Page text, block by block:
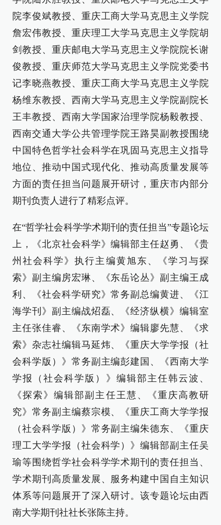
院李俊斌教授、重庆工商大学马克思主义学院
詹宏伟教授、重庆理工大学马克思主义学院胡
剑教授、重庆邮电大学马克思主义学院院长谢
俊教授、重庆师范大学马克思主义学院党委书
记李晓燕教授、重庆工商大学马克思主义学院
杨维东教授、西南大学马克思主义学院副院长
王丰教授、西南大学国家治理学院杨毅教授、
西南交通大学公共管理学院王路昊副教授围绕
中国特色哲学社会科学在巩固马克思主义指导
地位、推动中国式现代化、推动高质量发展等
方面的责任担当问题展开研讨，重庆市内部分
期刊负责人进行了精彩点评。
在“哲学社会科学学术期刊的责任担当”专题论坛
上，《北京社会科学》编辑部主任赵勇、《贵
州社会科学》执行主编黄旭东、《学习与探
索》副主编房宏琳、《东岳论丛》副主编王成
利、《社会科学研究》常务副总编黄进、《江
海学刊》副主编战炤磊、《经济纵横》编辑室
主任张佳睿、《东南学术》编辑廖先慧、《求
索》杂志社编辑马延炜、《重庆大学学报（社
会科学版）》常务副主编彭建国、《西南大学
学报（社会科学版）》编辑部主任韩云波、
《探索》编辑部副主任王慧、《重庆高教研
究》常务副主编蔡宗模、《重庆工商大学学报
（社会科学版）》常务副主编朱德东、《重庆
理工大学学报（社会科学）》编辑部副主任吴
瑜等围绕哲学社会科学学术期刊的责任担当、
学术期刊高质量发展、服务构建中国自主知识
体系等问题展开了深入研讨。该专题论坛由西
南大学期刊社社长张陈主持。